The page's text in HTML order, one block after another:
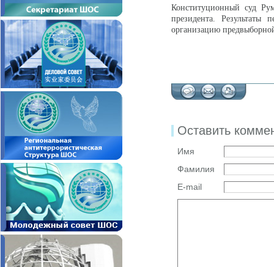
Конституционный суд
президента.
организацию
Оставить
Имя
Фамилия
E-mail